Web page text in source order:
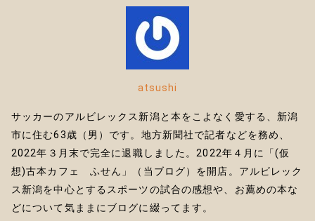
atsushi
サッカーのアルビレックス新潟と本をこよなく愛する、新潟
市に住む63歳（男）です。地方新聞社で記者などを務め、
2022年３月末で完全に退職しました。2022年４月に「(仮
想)古本カフェ ふせん」（当ブログ）を開店。アルビレック
ス新潟を中心とするスポーツの試合の感想や、お薦めの本な
どについて気ままにブログに綴ってます。